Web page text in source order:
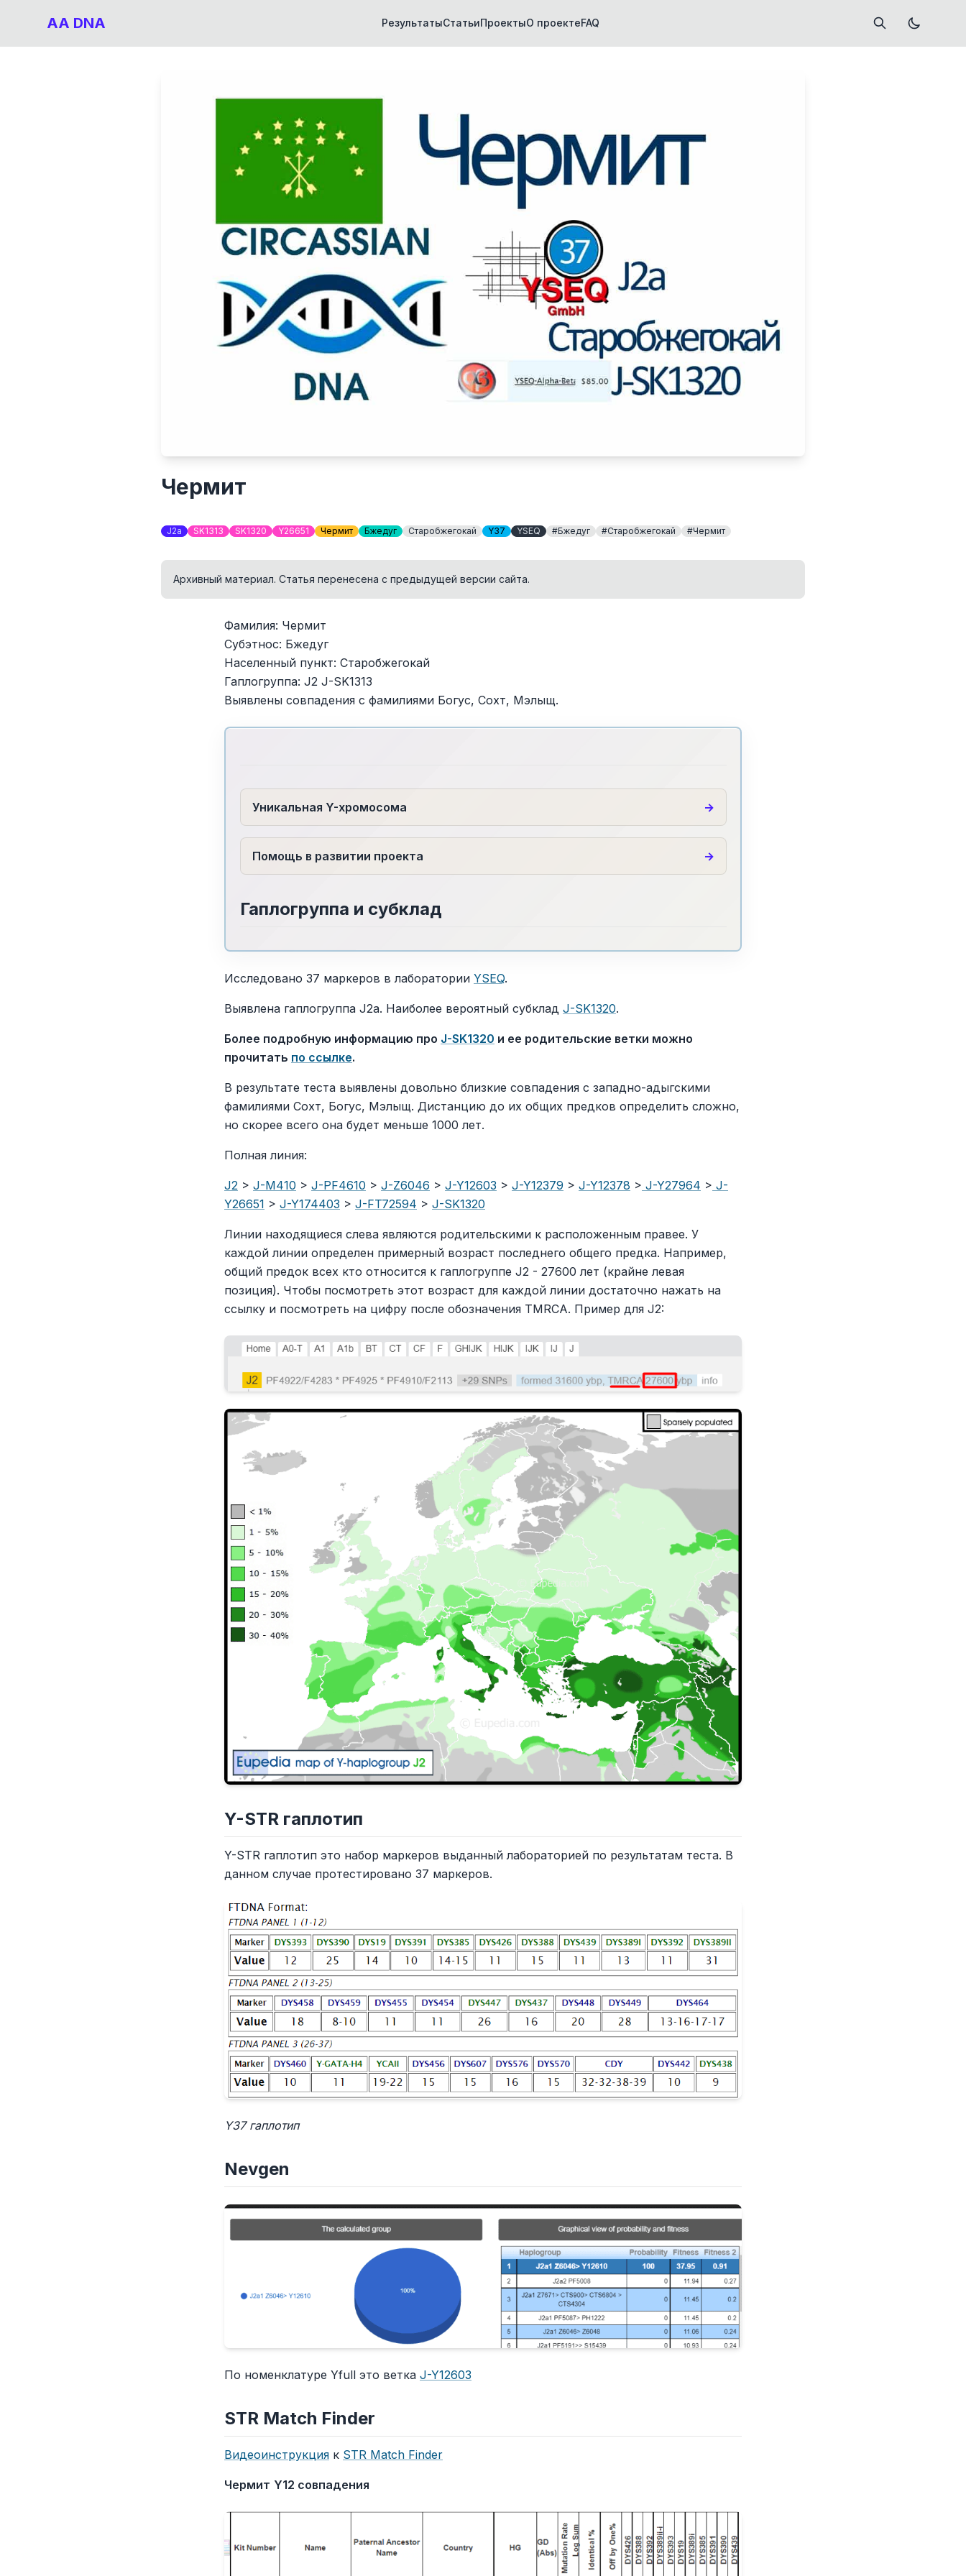
AA DNA РезультатыСтатьиПроектыО проектеFAQ
Чермит
J2a SK1313 SK1320 Y26651 Чермит Бжедуг Старобжегокай Y37 YSEQ #Бжедуг #Старобжегокай #Чермит
Архивный материал. Статья перенесена с предыдущей версии сайта.
Фамилия: Чермит
Субэтнос: Бжедуг
Населенный пункт: Старобжегокай
Гаплогруппа: J2 J-SK1313
Выявлены совпадения с фамилиями Богус, Сохт, Мэлыщ.
Уникальная Y-хромосома
Помощь в развитии проекта
Гаплогруппа и субклад
Исследовано 37 маркеров в лаборатории YSEQ.
Выявлена гаплогруппа J2a. Наиболее вероятный субклад J-SK1320.
Более подробную информацию про J-SK1320 и ее родительские ветки можно
прочитать по ссылке.
В результате теста выявлены довольно близкие совпадения с западно-адыгскими
фамилиями Сохт, Богус, Мэлыщ. Дистанцию до их общих предков определить сложно,
но скорее всего она будет меньше 1000 лет.
Полная линия:
J2 > J-M410 > J-PF4610 > J-Z6046 > J-Y12603 > J-Y12379 > J-Y12378 > J-Y27964 > J-
Y26651 > J-Y174403 > J-FT72594 > J-SK1320
Линии находящиеся слева являются родительскими к расположенным правее. У
каждой линии определен примерный возраст последнего общего предка. Например,
общий предок всех кто относится к гаплогруппе J2 - 27600 лет (крайне левая
позиция). Чтобы посмотреть этот возраст для каждой линии достаточно нажать на
ссылку и посмотреть на цифру после обозначения TMRCA. Пример для J2:
Y-STR гаплотип
Y-STR гаплотип это набор маркеров выданный лабораторией по результатам теста. В
данном случае протестировано 37 маркеров.
Y37 гаплотип
Nevgen
По номенклатуре Yfull это ветка J-Y12603
STR Match Finder
Видеоинструкция к STR Match Finder
Чермит Y12 совпадения